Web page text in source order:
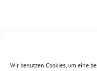
Wir benutzen Cookies, um eine